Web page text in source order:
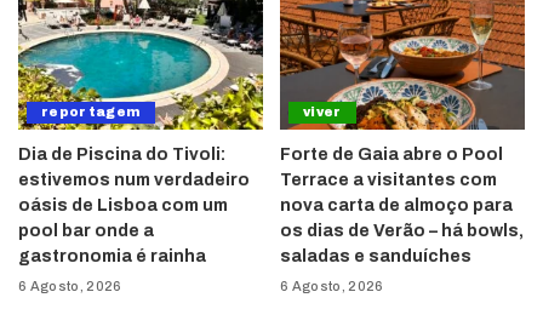
reportagem
Dia de Piscina do Tivoli:
estivemos num verdadeiro
oásis de Lisboa com um
pool bar onde a
gastronomia é rainha
6 Agosto, 2026
viver
Forte de Gaia abre o Pool
Terrace a visitantes com
nova carta de almoço para
os dias de Verão – há bowls,
saladas e sanduíches
6 Agosto, 2026